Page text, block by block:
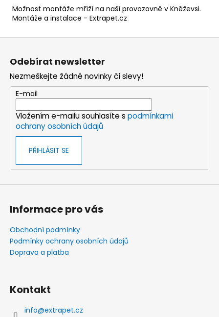
Možnost montáže mříží na naší provozovně v Kněževsi.
Montáže a instalace - Extrapet.cz
Z
Odebírat newsletter
Nezmeškejte žádné novinky či slevy!
E-mail
Vložením e-mailu souhlasíte s podmínkami
ochrany osobních údajů
PŘIHLÁSIT SE
Informace pro vás
Obchodní podmínky
Podmínky ochrany osobních údajů
Doprava a platba
Kontakt
info@extrapet.cz